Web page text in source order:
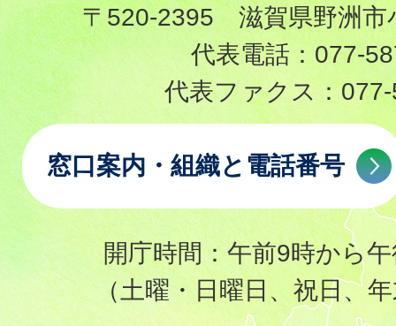
〒520-2395 滋賀県野洲市
代表電話： 077-
代表ファクス：
窓口案内・組織と電話番号
開庁時間：午前9時から
（土曜・日曜日、祝日、